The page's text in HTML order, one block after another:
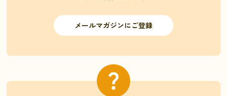
メールマガジンにご登録